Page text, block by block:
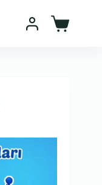
Sepet